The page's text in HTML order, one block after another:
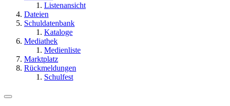
Listenansicht
Dateien
Schuldatenbank
Kataloge
Mediathek
Medienliste
Marktplatz
Rückmeldungen
Schulfest